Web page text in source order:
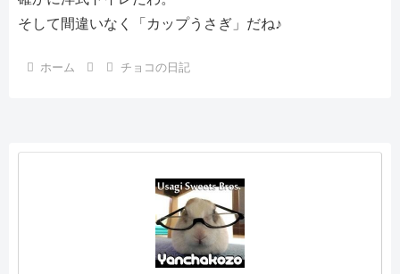
そして間違いなく「カップうさぎ」だね♪
ホーム チョコの日記